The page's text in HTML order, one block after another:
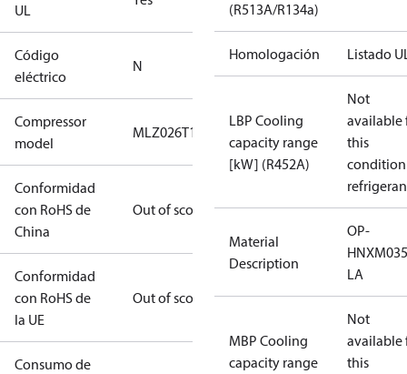
UL
Código
eléctrico
N
Compressor
model
MLZ026T1A
Conformidad
con RoHS de
China
Out of scope
Conformidad
con RoHS de
la UE
Out of scope
Consumo de
(R513A/R134a)
Homologación Listado
LBP Cooling
capacity range
[kW] (R452A)
Not
available
this
Material
Description
OP-
LA
MBP Cooling
capacity range
Not
available
this